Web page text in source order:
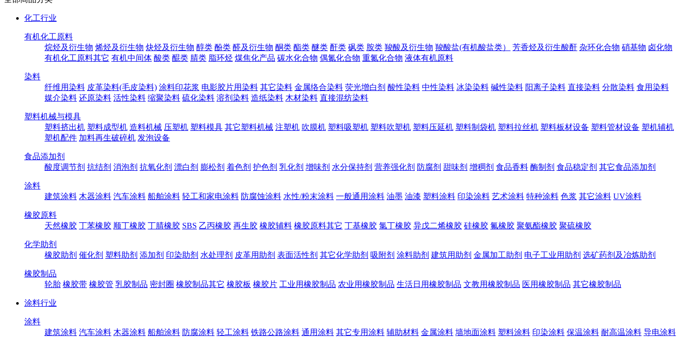
化工行业
有机化工原料
烷烃及衍生物 烯烃及衍生物 炔烃及衍生物 醇类 酚类 醛及衍生物 酮类 酯类 醚类 酐类 砜类 胺类 羧酸及衍生物 羧酸盐(有机酸盐类） 芳香烃及衍生酸酐 杂环化合物 硝基物 卤化物
有机化工原料其它 有机中间体 酸类 醌类 腈类 脂环烃 煤焦化产品 碳水化合物 偶氮化合物 重氮化合物 液体有机原料
染料
纤维用染料 皮革染料(毛皮染料) 涂料印花浆 电影胶片用染料 其它染料 金属络合染料 荧光增白剂 酸性染料 中性染料 冰染染料 碱性染料 阳离子染料 直接染料 分散染料 食用染料
媒介染料 还原染料 活性染料 缩聚染料 硫化染料 溶剂染料 造纸染料 木材染料 直接混纺染料
塑料机械与模具
塑料挤出机 塑料成型机 造料机械 压塑机 塑料模具 其它塑料机械 注塑机 吹膜机 塑料吸塑机 塑料吹塑机 塑料压延机 塑料制袋机 塑料拉丝机 塑料板材设备 塑料管材设备 塑机辅机
塑机配件 加料再生破碎机 发泡设备
食品添加剂
酸度调节剂 抗结剂 消泡剂 抗氧化剂 漂白剂 膨松剂 着色剂 护色剂 乳化剂 增味剂 水分保持剂 营养强化剂 防腐剂 甜味剂 增稠剂 食品香料 酶制剂 食品稳定剂 其它食品添加剂
涂料
建筑涂料 木器涂料 汽车涂料 船舶涂料 轻工和家电涂料 防腐蚀涂料 水性/粉末涂料 一般通用涂料 油墨 油漆 塑料涂料 印染涂料 艺术涂料 特种涂料 色浆 其它涂料 UV涂料
橡胶原料
天然橡胶 丁苯橡胶 顺丁橡胶 丁腈橡胶 SBS 乙丙橡胶 再生胶 橡胶辅料 橡胶原料其它 丁基橡胶 氯丁橡胶 异戊二烯橡胶 硅橡胶 氟橡胶 聚氨酯橡胶 聚硫橡胶
化学助剂
橡胶助剂 催化剂 塑料助剂 添加剂 印染助剂 水处理剂 皮革用助剂 表面活性剂 其它化学助剂 吸附剂 涂料助剂 建筑用助剂 金属加工助剂 电子工业用助剂 选矿药剂及冶炼助剂
橡胶制品
轮胎 橡胶带 橡胶管 乳胶制品 密封圈 橡胶制品其它 橡胶板 橡胶片 工业用橡胶制品 农业用橡胶制品 生活日用橡胶制品 文教用橡胶制品 医用橡胶制品 其它橡胶制品
涂料行业
涂料
建筑涂料 汽车涂料 木器涂料 船舶涂料 防腐涂料 轻工涂料 铁路公路涂料 通用涂料 其它专用涂料 辅助材料 金属涂料 墙地面涂料 塑料涂料 印染涂料 保温涂料 耐高温涂料 导电涂料